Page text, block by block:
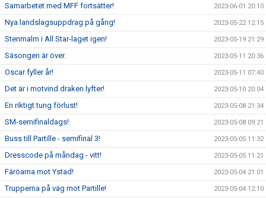
Samarbetet med MFF fortsätter! 2023-06-01 20:10
Nya landslagsuppdrag på gång! 2023-05-22 12:15
Stenmalm i All Star-laget igen! 2023-05-19 21:29
Säsongen är över. 2023-05-11 20:36
Oscar fyller år! 2023-05-11 07:40
Det är i motvind draken lyfter! 2023-05-10 20:04
En riktigt tung förlust! 2023-05-08 21:34
SM-semifinaldags! 2023-05-08 09:21
Buss till Partille - semifinal 3! 2023-05-05 11:32
Dresscode på måndag - vitt! 2023-05-05 11:21
Färöarna mot Ystad! 2023-05-04 21:01
Trupperna på väg mot Partille! 2023-05-04 12:10